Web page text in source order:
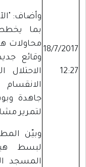
18/7/2017
12:27
وأضاف:
بما
محاولات
وقائع
الاحتلال
جاهدة
لتمرير
وبيّن
لبسط
المسجد